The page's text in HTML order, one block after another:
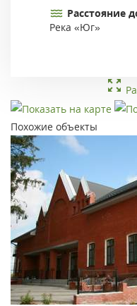
Расстояние
Река «Юг»
Похожие объекты